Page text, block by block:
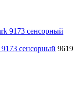
сенсорный 9619